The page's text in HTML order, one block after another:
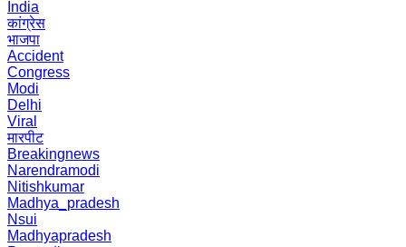
India
कांग्रेस
भाजपा
Accident
Congress
Modi
Delhi
Viral
मारपीट
Breakingnews
Narendramodi
Nitishkumar
Madhya_pradesh
Nsui
Madhyapradesh